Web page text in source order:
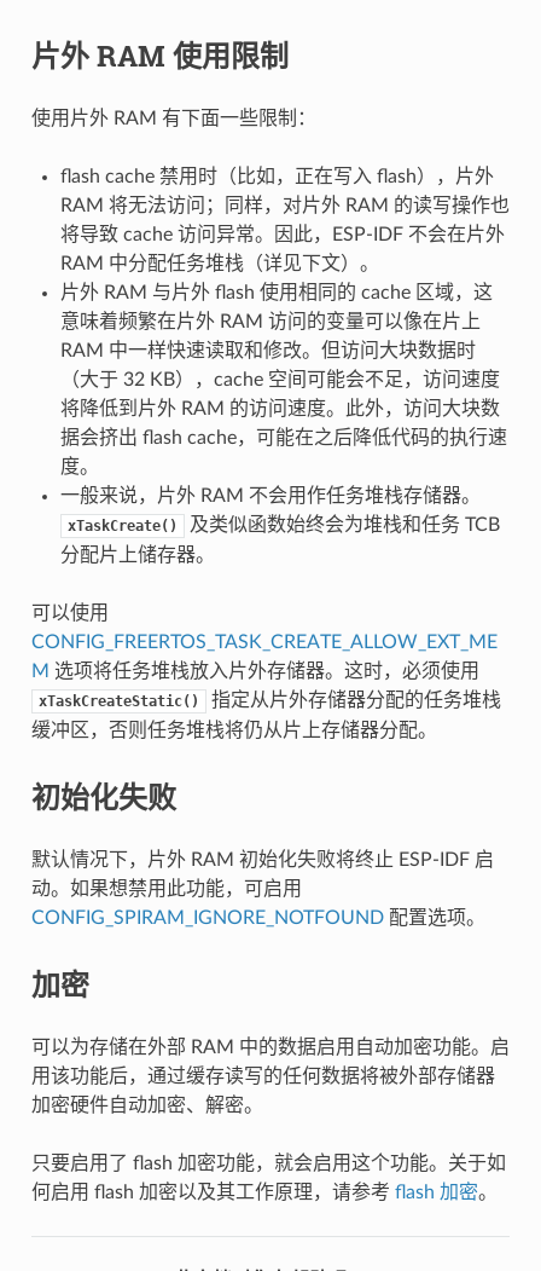
片外 RAM 使用限制
使用片外 RAM 有下面一些限制：
flash cache 禁用时（比如，正在写入 flash），片外
RAM 将无法访问；同样，对片外 RAM 的读写操作也
将导致 cache 访问异常。因此，ESP-IDF 不会在片外
RAM 中分配任务堆栈（详见下文）。
片外 RAM 与片外 flash 使用相同的 cache 区域，这
意味着频繁在片外 RAM 访问的变量可以像在片上
RAM 中一样快速读取和修改。但访问大块数据时
（大于 32 KB），cache 空间可能会不足，访问速度
将降低到片外 RAM 的访问速度。此外，访问大块数
据会挤出 flash cache，可能在之后降低代码的执行速
度。
一般来说，片外 RAM 不会用作任务堆栈存储器。
xTaskCreate()
及类似函数始终会为堆栈和任务 TCB
分配片上储存器。
可以使用
CONFIG_FREERTOS_TASK_CREATE_ALLOW_EXT_ME
M 选项将任务堆栈放入片外存储器。这时，必须使用
xTaskCreateStatic()
指定从片外存储器分配的任务堆栈
缓冲区，否则任务堆栈将仍从片上存储器分配。
初始化失败
默认情况下，片外 RAM 初始化失败将终止 ESP-IDF 启
动。如果想禁用此功能，可启用
CONFIG_SPIRAM_IGNORE_NOTFOUND配置选项。
加密
可以为存储在外部 RAM 中的数据启用自动加密功能。启
用该功能后，通过缓存读写的任何数据将被外部存储器
加密硬件自动加密、解密。
只要启用了 flash 加密功能，就会启用这个功能。关于如
何启用 flash 加密以及其工作原理，请参考 flash 加密。